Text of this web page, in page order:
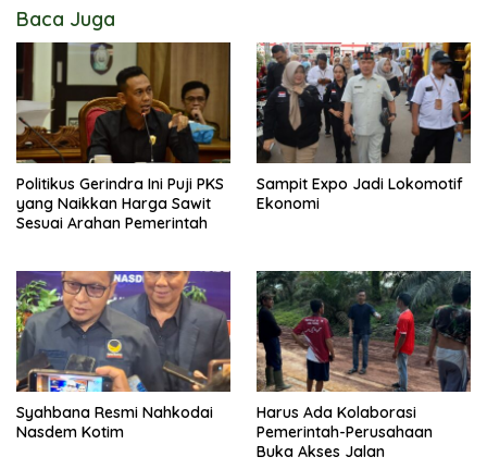
Baca Juga
Politikus Gerindra Ini Puji PKS
yang Naikkan Harga Sawit
Sesuai Arahan Pemerintah
Sampit Expo Jadi Lokomotif
Ekonomi
Syahbana Resmi Nahkodai
Nasdem Kotim
Harus Ada Kolaborasi
Pemerintah-Perusahaan
Buka Akses Jalan